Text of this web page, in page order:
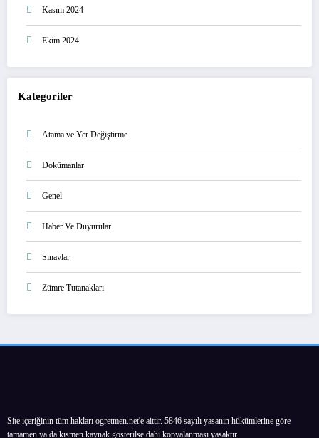
Kasım 2024
Ekim 2024
Kategoriler
Atama ve Yer Değiştirme
Dokümanlar
Genel
Haber Ve Duyurular
Sınavlar
Zümre Tutanakları
Site içeriğinin tüm hakları ogretmen.net'e aittir. 5846 sayılı yasanın hükümlerine göre
tamamen ya da kısmen kaynak gösterilse dahi kopyalanması yasaktır.